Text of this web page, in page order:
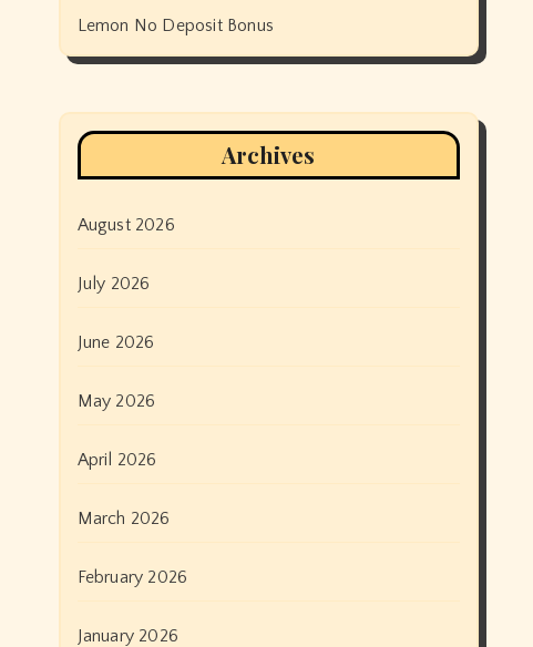
Lemon No Deposit Bonus
Archives
August 2026
July 2026
June 2026
May 2026
April 2026
March 2026
February 2026
January 2026